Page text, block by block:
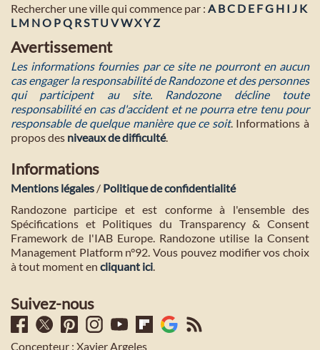
Rechercher une ville qui commence par : A BC D E FG H I J K
L M NO PQ RST U VWXYZ
Avertissement
Les informations fournies par ce site ne pourront en aucun
cas engager la responsabilité de Randozone et des personnes
qui participent au site. Randozone décline toute
responsabilité en cas d'accident et ne pourra etre tenu pour
responsable de quelque manière que ce soit. Informations à
propos des niveaux de difficulté.
Informations
Mentions légales / Politique de confidentialité
Randozone participe et est conforme à l'ensemble des
Spécifications et Politiques du Transparency & Consent
Framework de l'IAB Europe. Randozone utilise la Consent
Management Platform n°92. Vous pouvez modifier vos choix
à tout moment en cliquant ici.
Suivez-nous
Concepteur : Xavier Argeles